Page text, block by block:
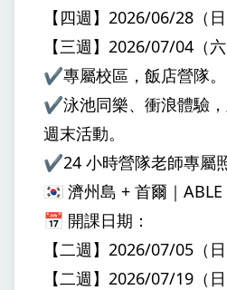
【四週】2026/06/28（
【三週】2026/07/04（
✔️專屬校區，飯店營隊。
✔️泳池同樂、衝浪體驗
週末活動。
✔️24 小時營隊老師專屬照
🇰🇷 濟州島 + 首爾｜ABLE
📅 開課日期：
【二週】2026/07/05（
【二週】2026/07/19（